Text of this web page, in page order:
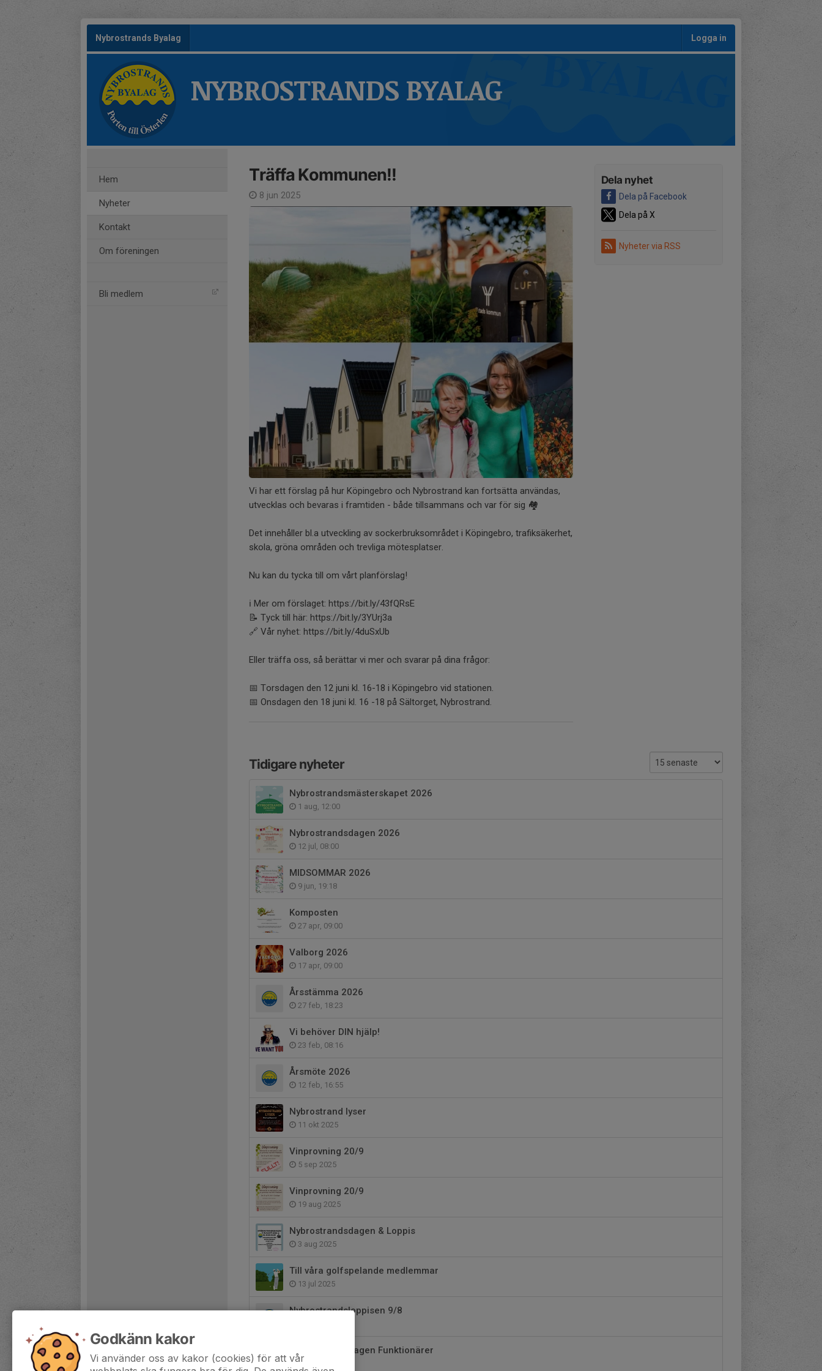
Nybrostrands Byalag Logga in
NYBROSTRANDS BYALAG
Hem
Nyheter
Kontakt
Om föreningen
Bli medlem
Dela nyhet
Dela på Facebook
Dela på X
Nyheter via RSS
Träffa Kommunen!!
8 jun 2025
Vi har ett förslag på hur Köpingebro och Nybrostrand kan fortsätta användas,
utvecklas och bevaras i framtiden - både tillsammans och var för sig 🏘️
Det innehåller bl.a utveckling av sockerbruksområdet i Köpingebro, trafiksäkerhet,
skola, gröna områden och trevliga mötesplatser.
Nu kan du tycka till om vårt planförslag!
ℹ️ Mer om förslaget: https://bit.ly/43fQRsE
📝 Tyck till här: https://bit.ly/3YUrj3a
🔗 Vår nyhet: https://bit.ly/4duSxUb
Eller träffa oss, så berättar vi mer och svarar på dina frågor:
📅 Torsdagen den 12 juni kl. 16-18 i Köpingebro vid stationen.
📅 Onsdagen den 18 juni kl. 16 -18 på Sältorget, Nybrostrand.
Tidigare nyheter
Nybrostrandsmästerskapet 2026
1 aug, 12:00
Nybrostrandsdagen 2026
12 jul, 08:00
MIDSOMMAR 2026
9 jun, 19:18
Komposten
27 apr, 09:00
Valborg 2026
17 apr, 09:00
Årsstämma 2026
27 feb, 18:23
Vi behöver DIN hjälp!
23 feb, 08:16
Årsmöte 2026
12 feb, 16:55
Nybrostrand lyser
11 okt 2025
Vinprovning 20/9
5 sep 2025
Vinprovning 20/9
19 aug 2025
Nybrostrandsdagen & Loppis
3 aug 2025
Till våra golfspelande medlemmar
13 jul 2025
Nybrostrandsloppisen 9/8
Nybrostrandsdagen Funktionärer
9 jul 2025
Godkänn kakor
Vi använder oss av kakor (cookies) för att vår